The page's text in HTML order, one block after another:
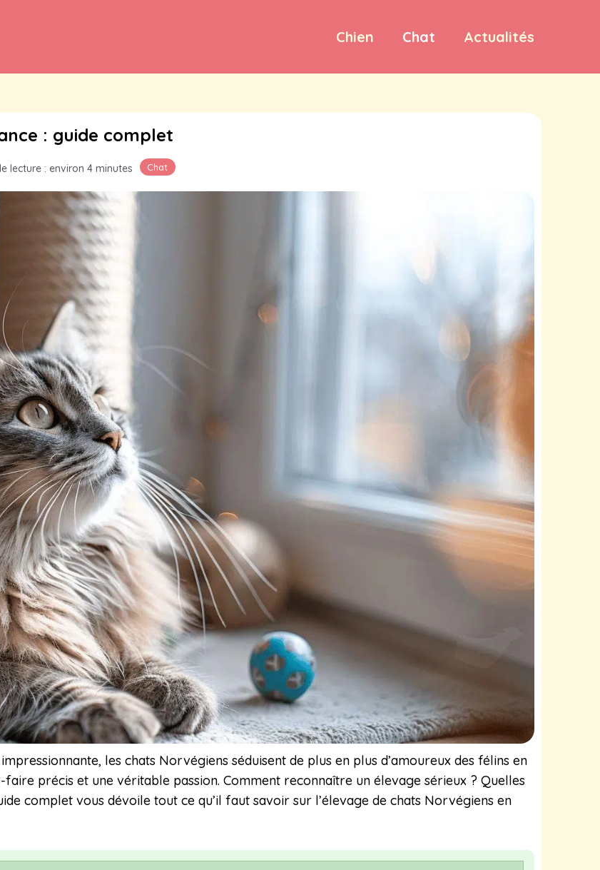
Chien Chat Actualités
Chat
: guide complet
lecture : environ 4 minutes
les chats Norvégiens séduisent de plus en plus d’amoureux des félins en
précis et une véritable passion. Comment reconnaître un élevage sérieux ? Quelles
complet vous dévoile tout ce qu’il faut savoir sur l’élevage de chats Norvégiens en